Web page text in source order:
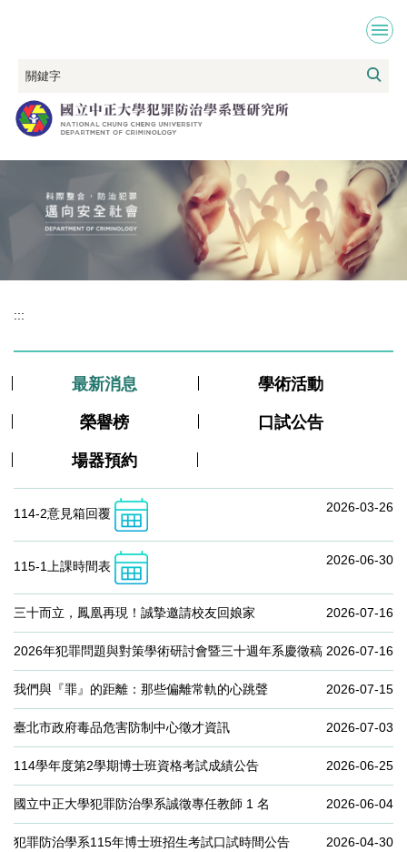
容
區
:::
最新消息 學術活動
榮譽榜 口試公告
場器預約
114-2意見箱回覆 2026-03-26
115-1上課時間表 2026-06-30
三十而立，鳳凰再現！誠摯邀請校友回娘家 2026-07-16
2026年犯罪問題與對策學術研討會暨三十週年系慶徵稿 2026-07-16
我們與『罪』的距離：那些偏離常軌的心跳聲 2026-07-15
臺北市政府毒品危害防制中心徵才資訊 2026-07-03
114學年度第2學期博士班資格考試成績公告 2026-06-25
國立中正大學犯罪防治學系誠徵專任教師 1 名 2026-06-04
犯罪防治學系115年博士班招生考試口試時間公告 2026-04-30